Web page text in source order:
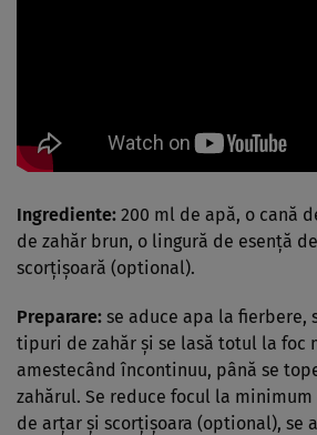
Ingrediente: 200 ml de apă, o cană
de zahăr brun, o lingură de esenţă
scorţişoară (optional).
Preparare: se aduce apa la fierbere,
tipuri de zahăr şi se lasă totul la foc
amestecând încontinuu, până se
zahărul. Se reduce focul la minimum
de arţar şi scorţişoara (optional), se